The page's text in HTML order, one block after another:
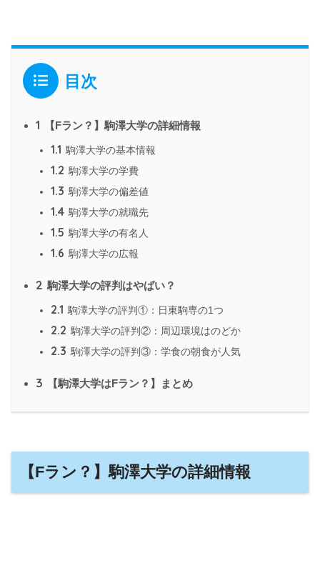
目次
1 【Fラン？】駒澤大学の詳細情報
1.1 駒澤大学の基本情報
1.2 駒澤大学の学費
1.3 駒澤大学の偏差値
1.4 駒澤大学の就職先
1.5 駒澤大学の有名人
1.6 駒澤大学の広報
2 駒澤大学の評判はやばい？
2.1 駒澤大学の評判①：日東駒専の1つ
2.2 駒澤大学の評判②：周辺環境はのどか
2.3 駒澤大学の評判③：学食の朝食が人気
3 【駒澤大学はFラン？】まとめ
【Fラン？】駒澤大学の詳細情報